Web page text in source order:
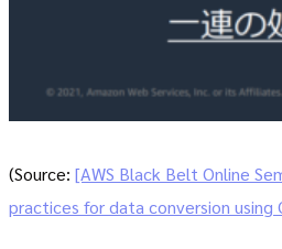
(Source: [AWS Black Belt Online
practices for data conversion using